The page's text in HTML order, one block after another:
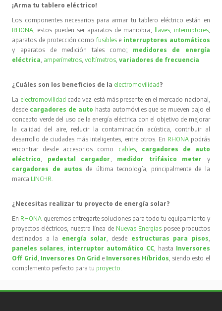
¡Arma tu tablero eléctrico!
Los componentes necesarios para armar tu tablero eléctrico están en
RHONA , estos pueden ser aparatos de maniobra; llaves, interruptores,
aparatos de protección comofusibles e interruptores automáticos
y aparatos de medición tales como; medidores de energía
eléctrica amperímetros ,voltímetros ,variadores de frecuencia
¿Cuáles son los beneficios de la electromovilidad ?
La electromovilidad cada vez está más presente en el mercado nacional,
desde cargadores de auto hasta automóviles que se mueven bajo el
concepto verde del uso de la energía eléctrica con el objetivo de mejorar
la calidad del aire, reducir la contaminación acústica, contribuir al
desarrollo de ciudades más inteligentes, entre otros. En RHONA podrás
encontrar desde accesorios como cables, cargadores de auto
eléctrico
pedestal cargador medidor trifásico meter
y
cargadores de autos de última tecnología, principalmente de la
marca LINCHR
¿Necesitas realizar tu proyecto de energía solar?
En RHONA queremos entregarte soluciones para todo tu equipamiento y
proyectos eléctricos, nuestra línea de Nuevas Energíasposee productos
destinados a la energía solar , desde estructuras para pisos
paneles solares
interruptor automático CC, hasta Inversores
Off Grid
Inversores On Grid e Inversores Híbridos , siendo esto el
complemento perfecto para tu proyecto